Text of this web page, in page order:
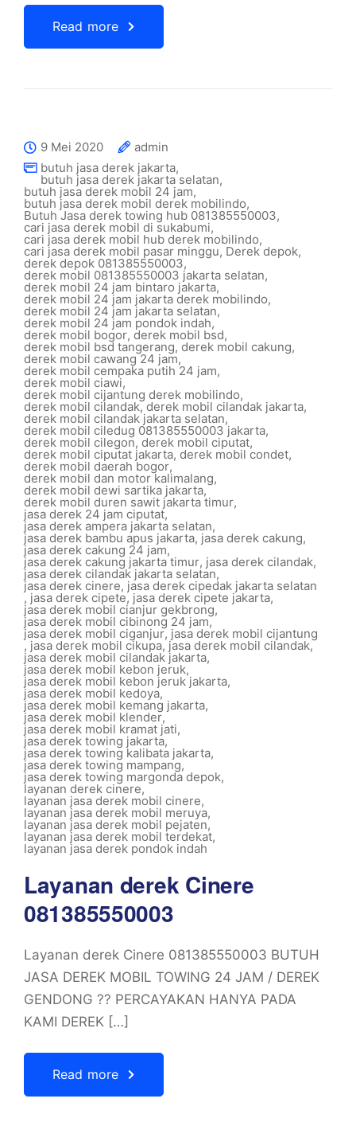
Read more
9 Mei 2020
admin
butuh jasa derek jakarta,
butuh jasa derek jakarta selatan,
butuh jasa derek mobil 24 jam,
butuh jasa derek mobil derek mobilindo,
Butuh Jasa derek towing hub 081385550003,
cari jasa derek mobil di sukabumi,
cari jasa derek mobil hub derek mobilindo,
cari jasa derek mobil pasar minggu, Derek depok,
derek depok 081385550003,
derek mobil 081385550003 jakarta selatan,
derek mobil 24 jam bintaro jakarta,
derek mobil 24 jam jakarta derek mobilindo,
derek mobil 24 jam jakarta selatan,
derek mobil 24 jam pondok indah,
derek mobil bogor, derek mobil bsd,
derek mobil bsd tangerang, derek mobil cakung,
derek mobil cawang 24 jam,
derek mobil cempaka putih 24 jam,
derek mobil ciawi,
derek mobil cijantung derek mobilindo,
derek mobil cilandak,derek mobil cilandak jakarta,
derek mobil cilandak jakarta selatan,
derek mobil ciledug 081385550003 jakarta,
derek mobil cilegon, derek mobil ciputat,
derek mobil ciputat jakarta, derek mobil condet,
derek mobil daerah bogor,
derek mobil dan motor kalimalang,
derek mobil dewi sartika jakarta,
derek mobil duren sawit jakarta timur,
jasa derek 24 jam ciputat,
jasa derek ampera jakarta selatan,
jasa derek bambu apus jakarta, jasa derek cakung,
jasa derek cakung 24 jam,
jasa derek cakung jakarta timur, jasa derek cilandak,
jasa derek cilandak jakarta selatan,
jasa derek cinere, jasa derek cipedak jakarta selatan
, jasa derek cipete, jasa derek cipete jakarta,
jasa derek mobil cianjur gekbrong,
jasa derek mobil cibinong 24 jam,
jasa derek mobil ciganjur, jasa derek mobil cijantung
, jasa derek mobil cikupa, jasa derek mobil cilandak,
jasa derek mobil cilandak jakarta,
jasa derek mobil kebon jeruk,
jasa derek mobil kebon jeruk jakarta,
jasa derek mobil kedoya,
jasa derek mobil kemang jakarta,
jasa derek mobil klender,
jasa derek mobil kramat jati,
jasa derek towing jakarta,
jasa derek towing kalibata jakarta,
jasa derek towing mampang,
jasa derek towing margonda depok,
layanan derek cinere,
layanan jasa derek mobil cinere,
layanan jasa derek mobil meruya,
layanan jasa derek mobil pejaten,
layanan jasa derek mobil terdekat,
layanan jasa derek pondok indah
Layanan derek Cinere
081385550003
Layanan derek Cinere 081385550003 BUTUH
JASA DEREK MOBIL TOWING 24 JAM / DEREK
GENDONG ?? PERCAYAKAN HANYA PADA
KAMI DEREK […]
Read more